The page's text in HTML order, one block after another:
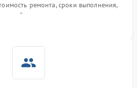
ремонта, сроки выполнения,
гарантийные условия